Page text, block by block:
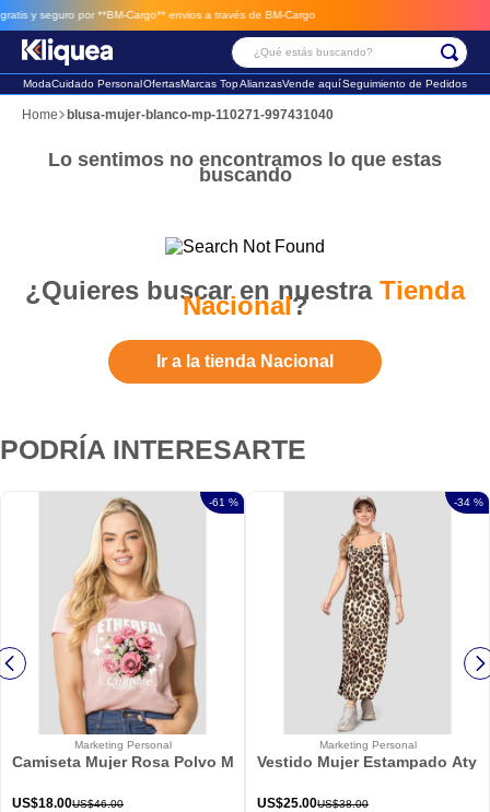
y seguro por **BM-Cargo** envios a través de BM-Cargo
¿Qué estás buscando?
ModaCuidado PersonalOfertasMarcas TopAlianzasVende aquíSeguimiento de Pedidos
blusa-mujer-blanco-mp-110271-997431040
Lo sentimos no encontramos lo que estas
buscando
¿Quieres buscar en nuestra Tienda
Nacional?
Ir a la tienda Nacional
PODRÍA INTERESARTE
-61 %
Marketing Personal
Camiseta Mujer Rosa Polvo Mp 114226
US$46.00
US$18.00
-34 %
Marketing Personal
Vestido Mujer Estampado
US$38.00
US$25.00
Términos Más Buscados